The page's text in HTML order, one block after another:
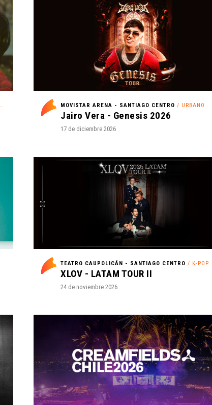
MOVISTAR ARENA - SANTIAGO CENTRO / URBANO
Jairo Vera - Genesis 2026
17 de diciembre 2026
TEATRO CAUPOLICÁN - SANTIAGO CENTRO / K-POP
XLOV - LATAM TOUR II
24 de noviembre 2026